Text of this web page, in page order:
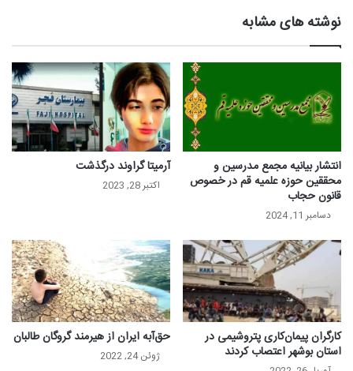
نوشته های مشابه
انتشار بیانیه مجمع مدرسین و
محققین حوزه علمیه قم در خصوص
قانون حجاب
دسامبر 11, 2024
آرمیتا گراوند درگذشت
اکتبر 28, 2023
کارگران پیمان‌کاری پتروشیمی در
استان بوشهر اعتصاب کردند
حق‌آبه ایران از هیرمند گروگان طالبان
ژوئن 24, 2022